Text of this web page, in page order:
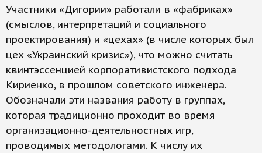
Участники «Дигории» работали в «фабриках»
(смыслов, интерпретаций и социального
проектирования) и «цехах» (в числе которых был
цех «Украинский кризис»), что можно считать
квинтэссенцией корпоративистского подхода
Кириенко, в прошлом советского инженера.
Обозначали эти названия работу в группах,
которая традиционно проходит во время
организационно-деятельностных игр,
проводимых методологами. К числу их